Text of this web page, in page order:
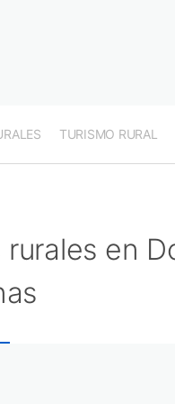
TURISMO RURAL
en